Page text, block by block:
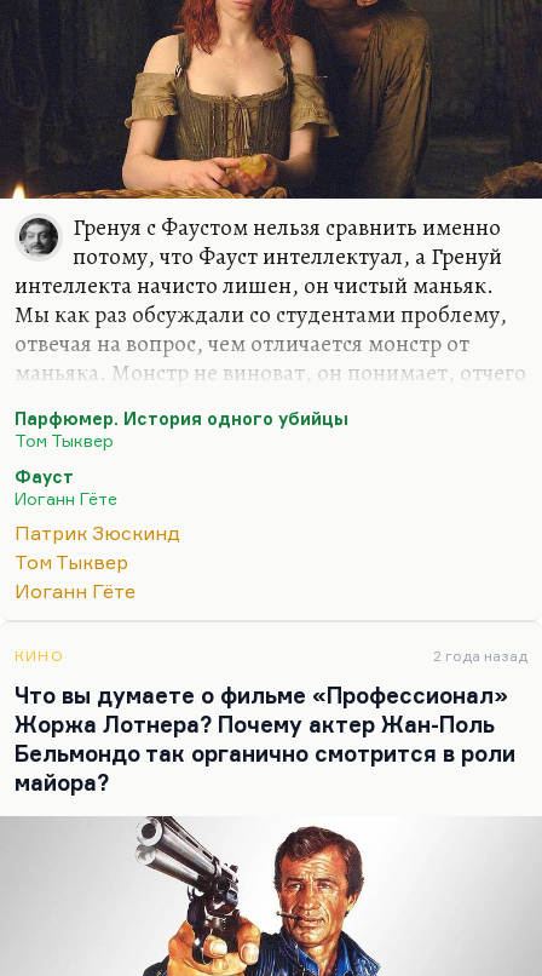
Гренуя с Фаустом нельзя сравнить именно
потому, что Фауст интеллектуал, а Гренуй
интеллекта начисто лишен, он чистый маньяк.
Мы как раз обсуждали со студентами проблему,
отвечая на вопрос, чем отличается монстр от
маньяка. Монстр не виноват, он понимает, отчего
Франкенштейна. Мозг – такая же его жертва.
Маньяк понимает, что он делает. Более того, он
способен дать отчет в своих действиях (как
Ну а что касается Гренуя, то это интуитивный
гений, стихийный, сам он запаха лишен, но
художника, как говорят некоторые. Другие
эмпатии. По-разному, это…
Парфюмер. История одного убийцы
Том Тыквер
Фауст
Иоганн Гёте
Патрик Зюскинд
Том Тыквер
Иоганн Гёте
КИНО 2 года назад
Что вы думаете о фильме «Профессионал»
Жоржа Лотнера? Почему актер Жан-Поль
Бельмондо так органично смотрится в роли
майора?